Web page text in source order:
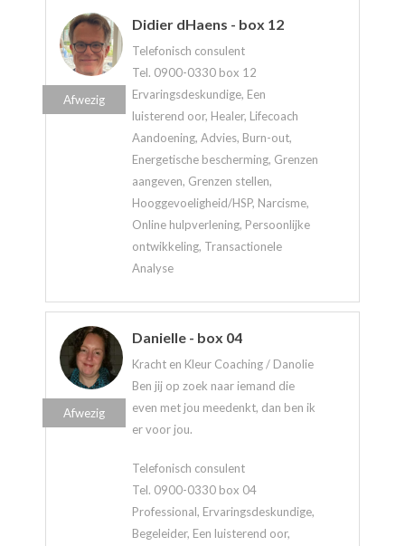
Didier dHaens - box 12
Telefonisch consulent
Tel. 0900-0330 box 12
Ervaringsdeskundige, Een
luisterend oor, Healer, Lifecoach
Aandoening, Advies, Burn-out,
Energetische bescherming, Grenzen
aangeven, Grenzen stellen,
Hooggevoeligheid/HSP, Narcisme,
Online hulpverlening, Persoonlijke
ontwikkeling, Transactionele
Analyse
Afwezig
Danielle - box 04
Kracht en Kleur Coaching / Danolie
Ben jij op zoek naar iemand die
even met jou meedenkt, dan ben ik
er voor jou.
Telefonisch consulent
Tel. 0900-0330 box 04
Professional, Ervaringsdeskundige,
Begeleider, Een luisterend oor,
Afwezig